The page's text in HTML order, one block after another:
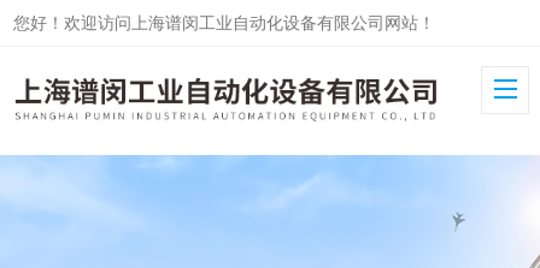
您好！欢迎访问上海谱闵工业自动化设备有限公司网站！